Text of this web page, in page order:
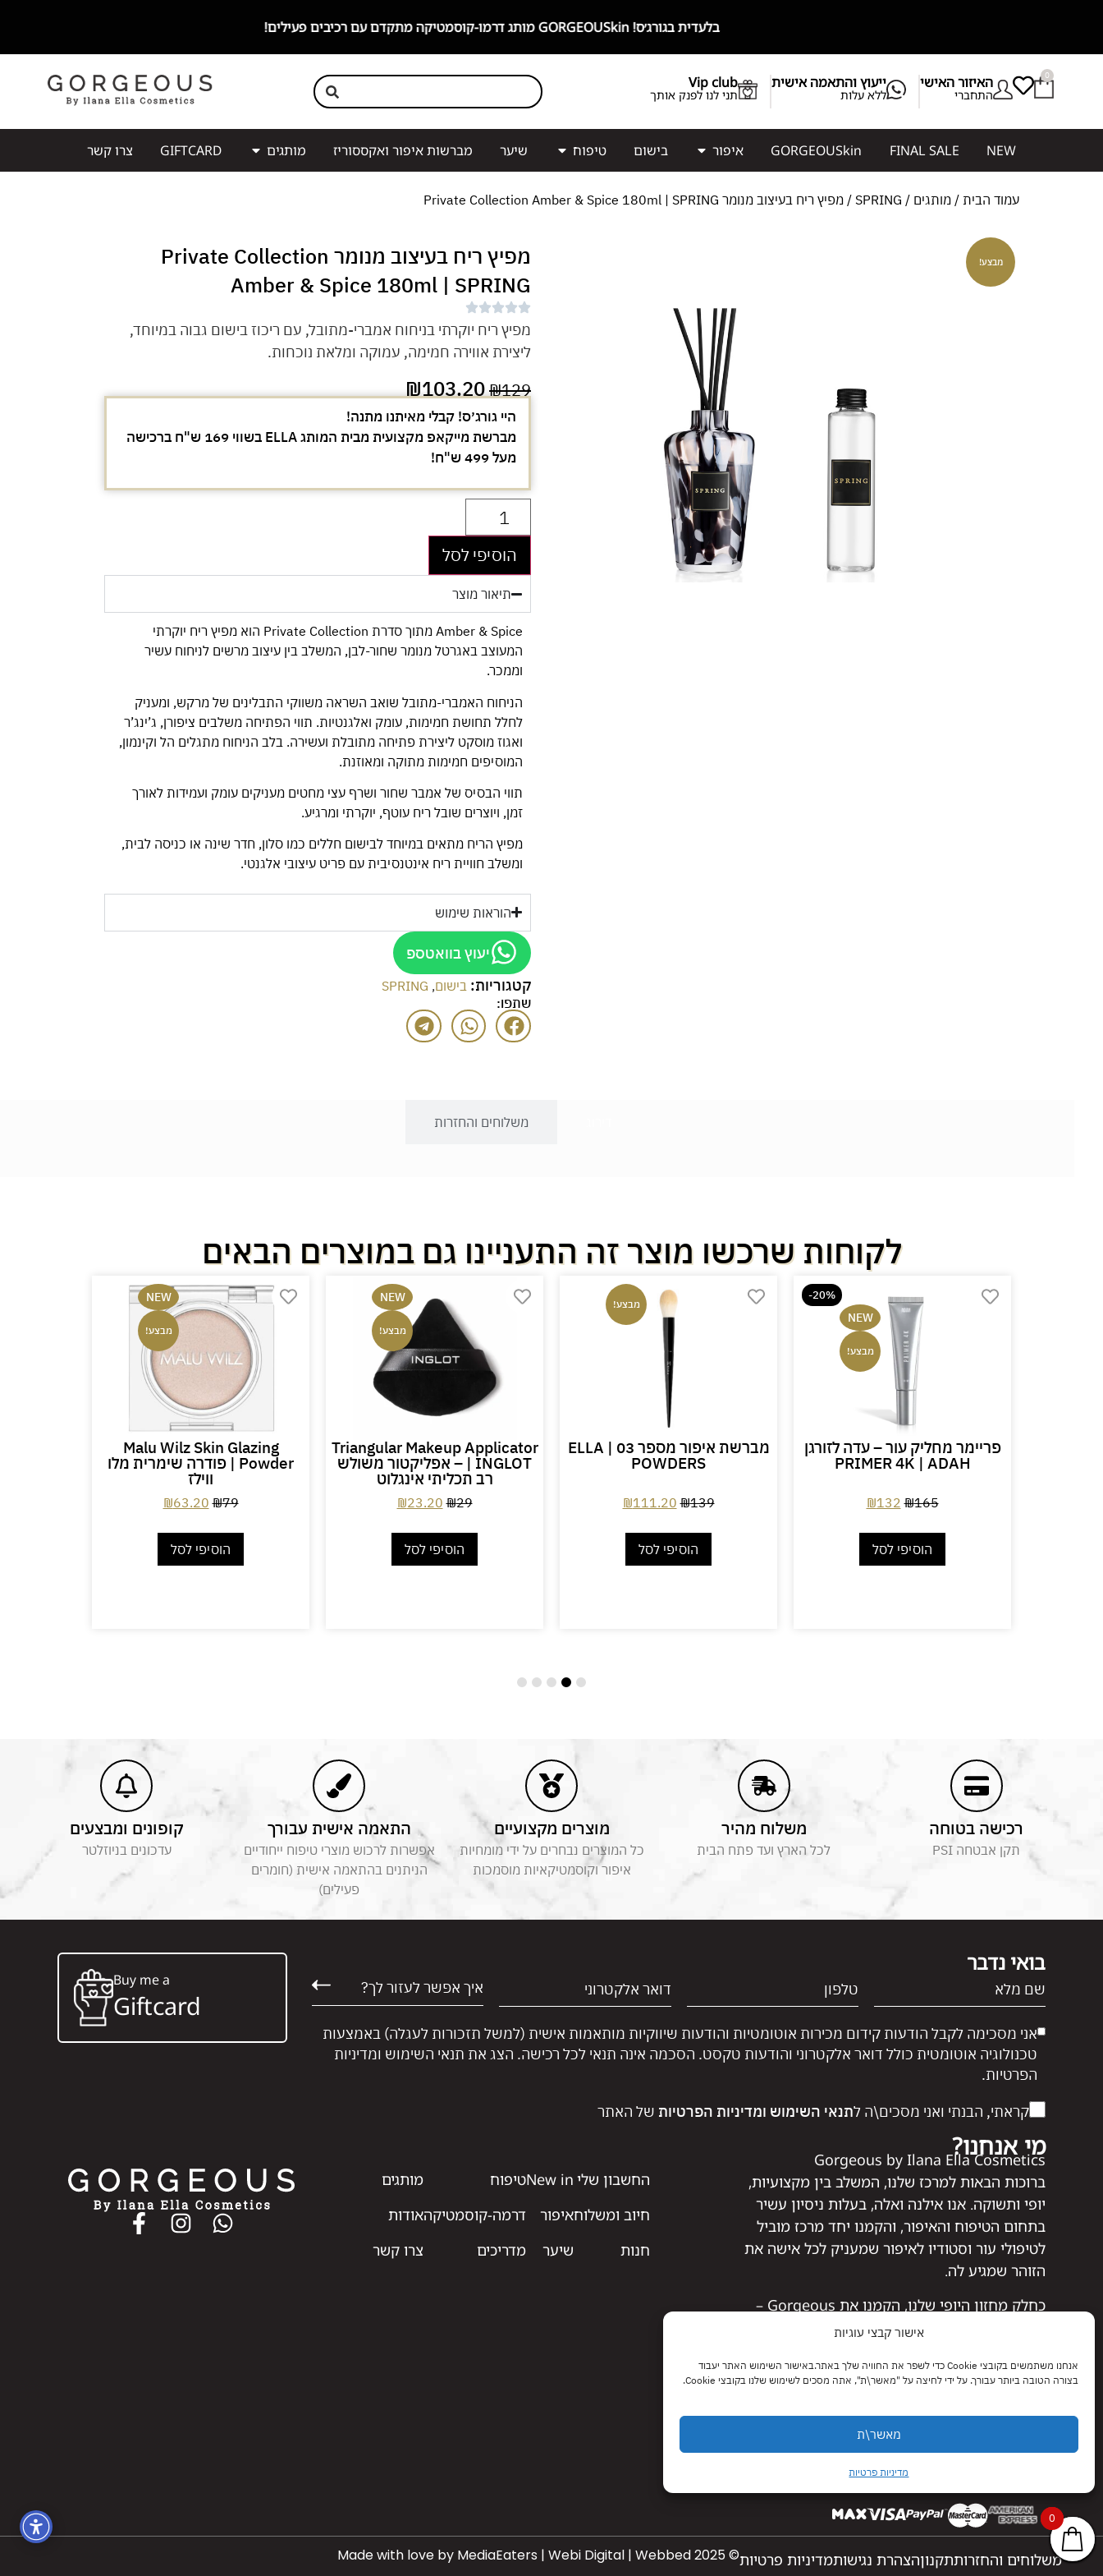
אישור קבצי עוגיות
אנחנו משתמשים בקובצי Cookie כדי לשפר את החוויה שלך באתר.באישור השימוש האתר יעבוד
בצורה הטובה ביותר עבורך. על ידי לחיצה על "מאשר\ת", אתה מסכים לשימוש שלנו בקובצי Cookie.
מאשר\ת
מדיניות פרטיות
בלעדית בגורג׳ס! GORGEOUSkin מותג דרמו-קוסמטיקה מתקדם עם רכיבים פעילים!
0 האיזור האישי
התחברי
ייעוץ והתאמה אישית
ללא עלות
Vip club
תני לנו לפנק אותך
NEW
FINAL SALE
GORGEOUSkin איפור בישום טיפוח שיער מברשות איפור ואקססוריז מותגים GIFTCARD צרו קשר
עמוד הבית / מותגים /
SPRING / מפיץ ריח בעיצוב מנומר Private Collection Amber & Spice 180ml | SPRING
מבצע!
מפיץ ריח בעיצוב מנומר Private Collection
Amber & Spice 180ml | SPRING
מפיץ ריח יוקרתי בניחוח אמברי-מתובל, עם ריכוז בישום גבוה במיוחד,
ליצירת אווירה חמימה, עמוקה ומלאת נוכחות.
₪129
₪103.20
היי גורג׳ס! קבלי מאיתנו מתנה!
מברשת מייקאפ מקצועית מבית המותג ELLA בשווי 169 ש"ח ברכישה
מעל 499 ש"ח!
הוסיפי לסל
תיאור מוצר
Amber & Spice מתוך סדרת Private Collection הוא מפיץ ריח יוקרתי
המעוצב באגרטל מנומר שחור-לבן, המשלב בין עיצוב מרשים לניחוח עשיר
וממכר.
הניחוח האמברי-מתובל שואב השראה משווקי התבלינים של מרקש, ומעניק
לחלל תחושת חמימות, עומק ואלגנטיות. תווי הפתיחה משלבים ציפורן, ג’ינג’ר
ואגוז מוסקט ליצירת פתיחה מתובלת ועשירה. בלב הניחוח מתגלים הל וקינמון,
המוסיפים חמימות מתוקה ומאוזנת.
תווי הבסיס של אמבר שחור ושרף עצי מחטים מעניקים עומק ועמידות לאורך
זמן, ויוצרים שובל ריח עוטף, יוקרתי ומרגיע.
מפיץ הריח מתאים במיוחד לבישום חללים כמו סלון, חדר שינה או כניסה לבית,
ומשלב חוויית ריח אינטנסיבית עם פריט עיצובי אלגנטי.
הוראות שימוש
יעוץ בוואטספ
קטגוריות: בישום,
SPRING
שתפו:
משלוחים והחזרות
לקוחות שרכשו מוצר זה התעניינו גם במוצרים הבאים
-20%
NEW
מבצע!
פריימר מחליק עור – עדה לזורגן
PRIMER 4K | ADAH
₪165
₪132
הוסיפי לסל
מבצע!
מברשת איפור מספר 03 ELLA |
POWDERS
₪139
₪111.20
הוסיפי לסל
NEW
מבצע!
Triangular Makeup Applicator
| INGLOT – אפליקטור משולש
רב תכליתי אינגלוט
₪29
₪23.20
הוסיפי לסל
NEW
מבצע!
Malu Wilz Skin Glazing
Powder | פודרה שימרית מלו
ווילז
₪79
₪63.20
הוסיפי לסל
רכישה בטוחה
תקן אבטחה PSI
משלוח מהיר
לכל הארץ ועד פתח הבית
מוצרים מקצועיים
כל המוצרים נבחרים על ידי מומחיות
איפור וקוסמטיקאיות מוסמכות
התאמה אישית עבורך
אפשרות לרכוש מוצרי טיפוח ייחודיים
הניתנים בהתאמה אישית (חומרים
פעילים)
קופונים ומבצעים
עדכונים בניוזלטר
בואי נדבר
אני מסכימה לקבל הודעות קידום מכירות אוטומטיות והודעות שיווקיות מותאמות אישית (למשל תזכורות לעגלה) באמצעות
טכנולוגיה אוטומטית כולל דואר אלקטרוני והודעות טקסט. הסכמה אינה תנאי לכל רכישה. הצג את תנאי השימוש ומדיניות
הפרטיות.
קראתי, הבנתי ואני מסכים\ה לתנאי השימוש ומדיניות הפרטיות של האתר
Buy me a
Giftcard
מי אנחנו?
Gorgeous by Ilana Ella Cosmetics
ברוכות הבאות למרכז שלנו, המשלב בין מקצועיות,
יופי ותשוקה. אנו אילנה ואלה, בעלות ניסיון עשיר
בתחום הטיפוח והאיפור, והקמנו יחד מרכז מוביל
לטיפולי עור וסטודיו לאיפור שמעניק לכל אישה את
הזוהר שמגיע לה.
כחלק מחזון היופי שלנו, הקמנו את Gorgeous –
אתר המציע מבחר איכותי של מוצרי איפור, טיפוח
הפתרונות המושלמים לשגרת היופי שלך.
מקצועי, המלצות מותאמות אישית ואהבה אמיתית
ליופי שלך.
החשבון שלי
חיוב ומשלוח
חנות
New in
איפור
שיער
טיפוח
דרמה-קוסמטיקה
מדריכים
מותגים
אודות
צרו קשר
משלוחים והחזרותתקנוןהצהרת נגישותמדיניות פרטיות© Made with love by MediaEaters | Webi Digital |
Webbed2025
0
0
0